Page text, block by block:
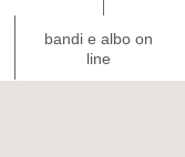
bandi e albo on
line